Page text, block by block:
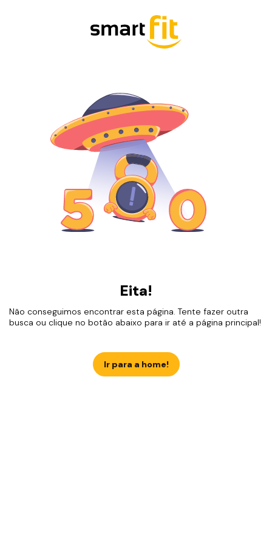
Eita!
Não conseguimos encontrar esta página. Tente fazer outra
busca ou clique no botão abaixo para ir até a página principal!
Ir para a home!